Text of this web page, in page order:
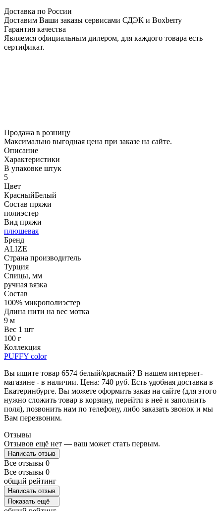
Доставка по России
Доставим Ваши заказы сервисами СДЭК и Boxberry
Гарантия качества
Являемся официальным дилером, для каждого товара есть
сертификат.
Продажа в розницу
Максимально выгодная цена при заказе на сайте.
Описание
Характеристики
В упаковке штук
5
Цвет
КрасныйБелый
Состав пряжи
полиэстер
Вид пряжи
плюшевая
Бренд
ALIZE
Страна производитель
Турция
Спицы, мм
ручная вязка
Состав
100% микрополиэстер
Длина нити на вес мотка
9 м
Вес 1 шт
100 г
Коллекция
PUFFY color
Вы ищите товар 6574 белый/красный? В нашем интернет-
магазине - в наличии. Цена: 740 руб. Есть удобная доставка в
Екатеринбурге. Вы можете оформить заказ на сайте (для этого
нужно сложить товар в корзину, перейти в неё и заполнить
поля), позвонить нам по телефону, либо заказать звонок и мы
Вам перезвоним.
Отзывы
Отзывов ещё нет — ваш может стать первым.
Написать отзыв
Все отзывы 0
Все отзывы 0
общий рейтинг
Написать отзыв
Показать ещё